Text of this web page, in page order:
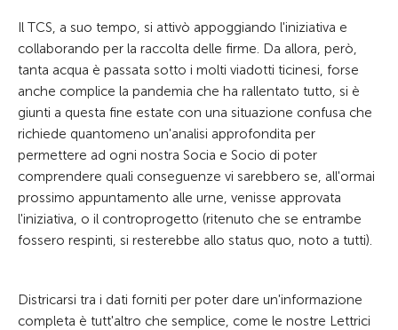
Il TCS, a suo tempo, si attivò appoggiando l'iniziativa e
collaborando per la raccolta delle firme. Da allora, però,
tanta acqua è passata sotto i molti viadotti ticinesi, forse
anche complice la pandemia che ha rallentato tutto, si è
giunti a questa fine estate con una situazione confusa che
richiede quantomeno un'analisi approfondita per
permettere ad ogni nostra Socia e Socio di poter
comprendere quali conseguenze vi sarebbero se, all'ormai
prossimo appuntamento alle urne, venisse approvata
l'iniziativa, o il controprogetto (ritenuto che se entrambe
fossero respinti, si resterebbe allo status quo, noto a tutti).
Districarsi tra i dati forniti per poter dare un'informazione
completa è tutt'altro che semplice, come le nostre Lettrici